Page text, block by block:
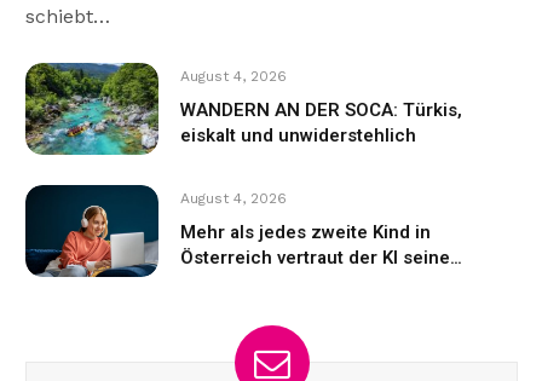
schiebt…
August 4, 2026
WANDERN AN DER SOCA: Türkis,
eiskalt und unwiderstehlich
August 4, 2026
Mehr als jedes zweite Kind in
Österreich vertraut der KI seine